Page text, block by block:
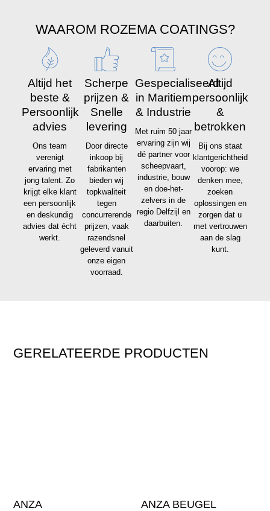
WAAROM ROZEMA COATINGS?
Altijd het
beste &
Persoonlijk
advies
Ons team
verenigt
ervaring met
jong talent. Zo
krijgt elke klant
een persoonlijk
en deskundig
advies dat écht
werkt.
Scherpe
prijzen &
Snelle
levering
Door directe
inkoop bij
fabrikanten
bieden wij
topkwaliteit
tegen
concurrerende
prijzen, vaak
razendsnel
geleverd vanuit
onze eigen
voorraad.
Gespecialiseerd
in Maritiem
& Industrie
Met ruim 50 jaar
ervaring zijn wij
dé partner voor
scheepvaart,
industrie, bouw
en doe-het-
zelvers in de
regio Delfzijl en
daarbuiten.
Altijd
persoonlijk
&
betrokken
Bij ons staat
klantgerichtheid
voorop: we
denken mee,
zoeken
oplossingen en
zorgen dat u
met vertrouwen
aan de slag
kunt.
GERELATEERDE PRODUCTEN
ANZA
ANZA BEUGEL